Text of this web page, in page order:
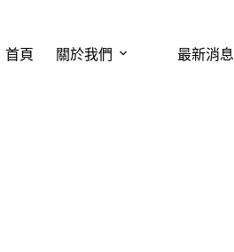
首頁 關於我們 最新消息